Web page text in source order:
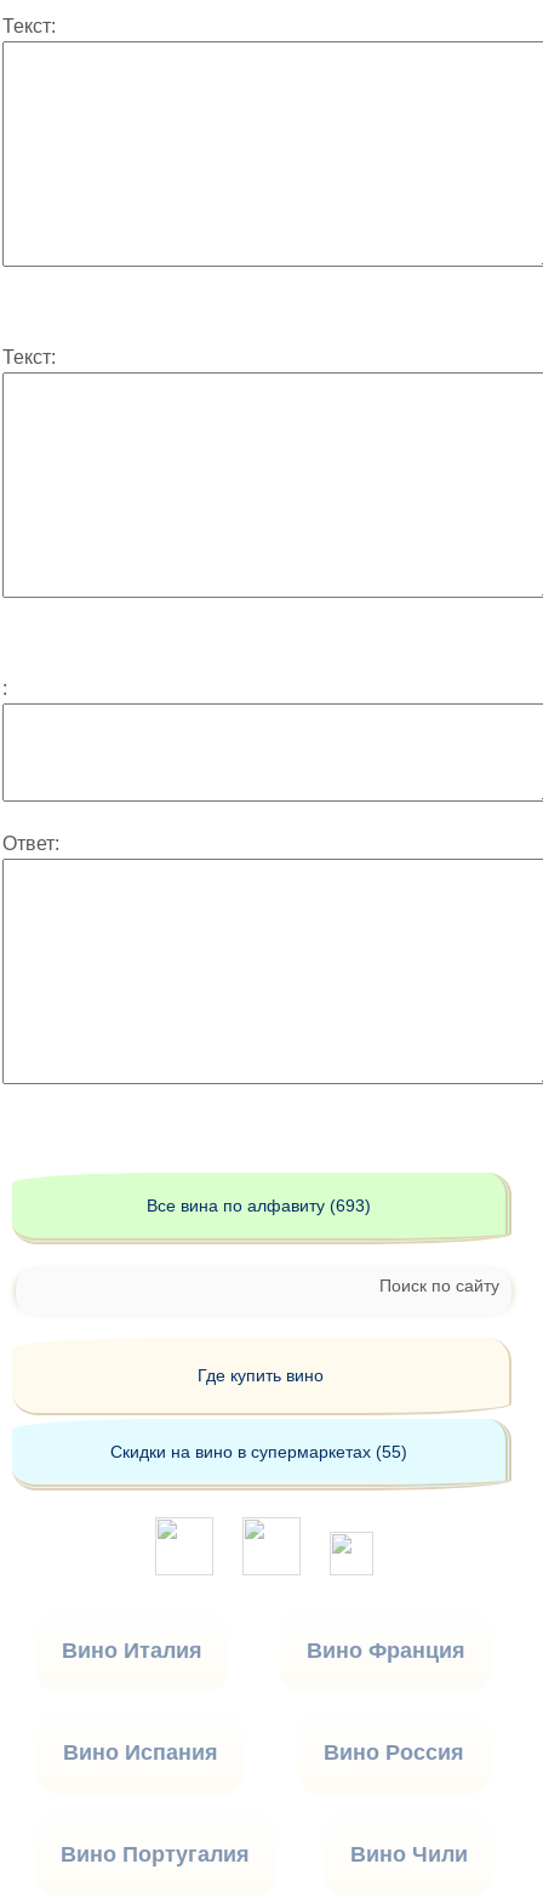
Текст:
Текст:
:
Ответ:
Все вина по алфавиту (693)
Поиск по сайту
Где купить вино
Скидки на вино в супермаркетах (55)
Вино Италия Вино Франция
Вино Испания Вино Россия
Вино Португалия Вино Чили